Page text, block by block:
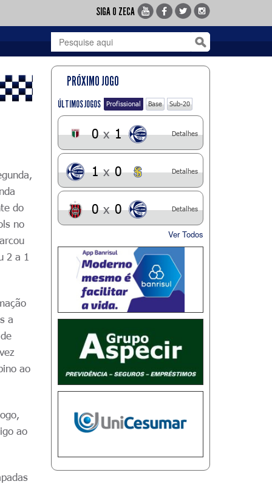
SIGA O ZECA
do
no
2 a 1
a
ao
ao
PRÓXIMO JOGO
ÚLTIMOS JOGOS Profissional Base Sub-20
0 x 1 Detalhes
1 x 0 Detalhes
0 x 0 Detalhes
Ver Todos